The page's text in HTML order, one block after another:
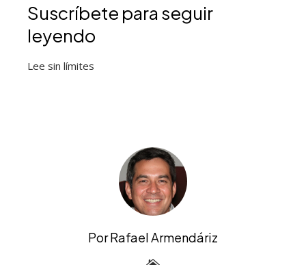
Suscríbete para seguir
leyendo
Lee sin límites
Por Rafael Armendáriz